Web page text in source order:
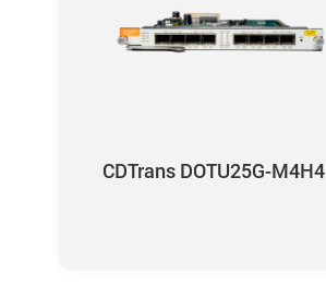
CDTrans DOTU25G-M4H4